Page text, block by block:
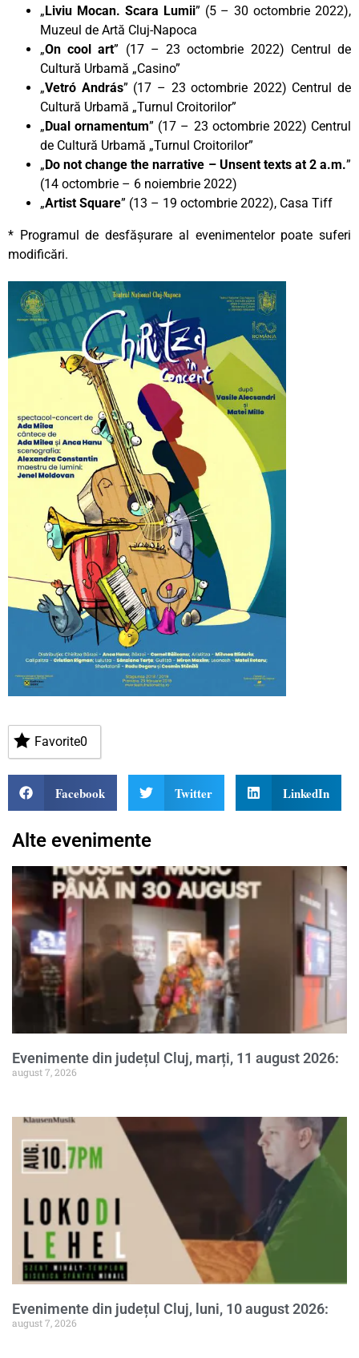
„Liviu Mocan. Scara Lumii” (5 – 30 octombrie 2022),
Muzeul de Artă Cluj-Napoca
„On cool art” (17 – 23 octombrie 2022) Centrul de
Cultură Urbamă „Casino”
„Vetró András” (17 – 23 octombrie 2022) Centrul de
Cultură Urbamă „Turnul Croitorilor”
„Dual ornamentum” (17 – 23 octombrie 2022) Centrul
de Cultură Urbamă „Turnul Croitorilor”
„Do not change the narrative – Unsent texts at 2 a.m.”
(14 octombrie – 6 noiembrie 2022)
„Artist Square” (13 – 19 octombrie 2022), Casa Tiff
* Programul de desfășurare al evenimentelor poate suferi
modificări.
Favorite0
Facebook Twitter LinkedIn
Alte evenimente
Evenimente din județul Cluj, marți, 11 august 2026:
august 7, 2026
Evenimente din județul Cluj, luni, 10 august 2026:
august 7, 2026